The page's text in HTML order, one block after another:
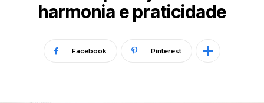
harmonia e praticidade
Facebook Pinterest